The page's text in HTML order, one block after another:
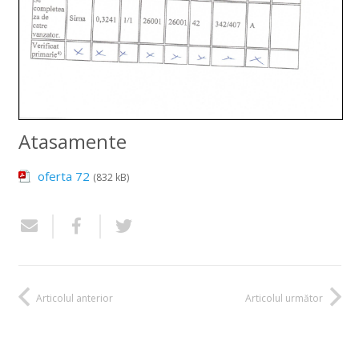
Atasamente
oferta 72 (832 kB)
Articolul anterior Articolul următor